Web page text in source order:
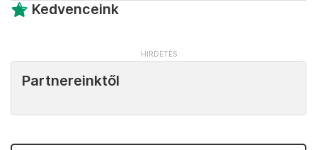
Kedvenceink
Partnereinktől